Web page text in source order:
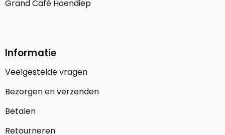
Grand Café Hoendiep
Informatie
Veelgestelde vragen
Bezorgen en verzenden
Betalen
Retourneren